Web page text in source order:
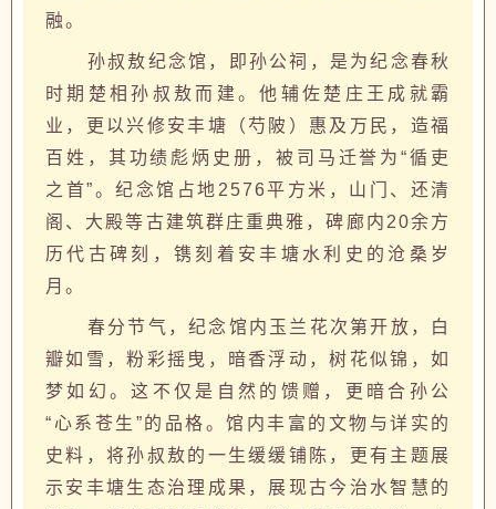
融。
孙叔敖纪念馆，即孙公祠，是为纪念春秋
时期楚相孙叔敖而建。他辅佐楚庄王成就霸
业，更以兴修安丰塘（芍陂）惠及万民，造福
百姓，其功绩彪炳史册，被司马迁誉为“循吏
之首”。纪念馆占地2576平方米，山门、还清
阁、大殿等古建筑群庄重典雅，碑廊内20余方
历代古碑刻，镌刻着安丰塘水利史的沧桑岁
月。
春分节气，纪念馆内玉兰花次第开放，白
瓣如雪，粉彩摇曳，暗香浮动，树花似锦，如
梦如幻。这不仅是自然的馈赠，更暗合孙公
“心系苍生”的品格。馆内丰富的文物与详实的
史料，将孙叔敖的一生缓缓铺陈，更有主题展
示安丰塘生态治理成果，展现古今治水智慧的